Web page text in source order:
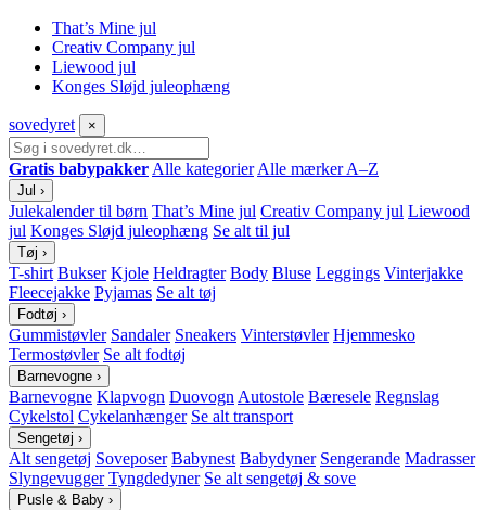
That’s Mine jul
Creativ Company jul
Liewood jul
Konges Sløjd juleophæng
sovedyret ×
Gratis babypakker Alle kategorier Alle mærker A–Z
Jul ›
Julekalender til børn That’s Mine jul Creativ Company jul Liewood
jul Konges Sløjd juleophæng Se alt til jul
Tøj ›
T-shirt Bukser Kjole Heldragter Body Bluse Leggings Vinterjakke
Fleecejakke Pyjamas Se alt tøj
Fodtøj ›
Gummistøvler Sandaler Sneakers Vinterstøvler Hjemmesko
Termostøvler Se alt fodtøj
Barnevogne ›
Barnevogne Klapvogn Duovogn Autostole Bæresele Regnslag
Cykelstol Cykelanhænger Se alt transport
Sengetøj ›
Alt sengetøj Soveposer Babynest Babydyner Sengerande Madrasser
Slyngevugger Tyngdedyner Se alt sengetøj & sove
Pusle & Baby ›